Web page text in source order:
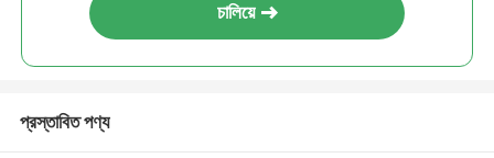
চালিয়ে
প্রস্তাবিত পণ্য